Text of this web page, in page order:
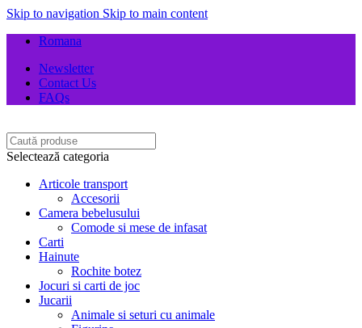
Skip to navigation Skip to main content
Romana
Newsletter
Contact Us
FAQs
Selectează categoria
Articole transport
Accesorii
Camera bebelusului
Comode si mese de infasat
Carti
Hainute
Rochite botez
Jocuri si carti de joc
Jucarii
Animale si seturi cu animale